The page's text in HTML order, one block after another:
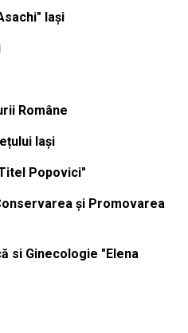
Iași
Române
Iași
Popovici"
și Promovarea
si Ginecologie "Elena